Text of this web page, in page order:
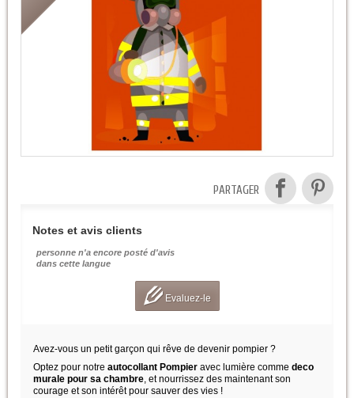
PARTAGER
Notes et avis clients
personne n'a encore posté d'avis
dans cette langue
Evaluez-le
Avez-vous un petit garçon qui rêve de devenir pompier ?
Optez pour notre autocollant Pompier avec lumière comme deco
murale pour sa chambre, et nourrissez des maintenant son
courage et son intérêt pour sauver des vies !